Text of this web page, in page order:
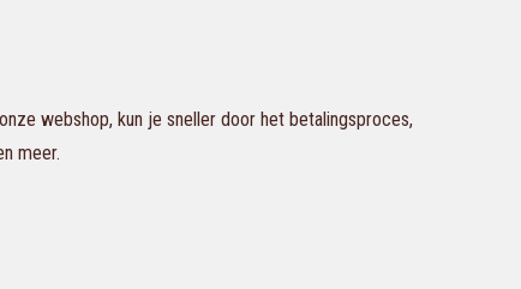
webshop, kun je sneller door het betalingsproces,
meer.